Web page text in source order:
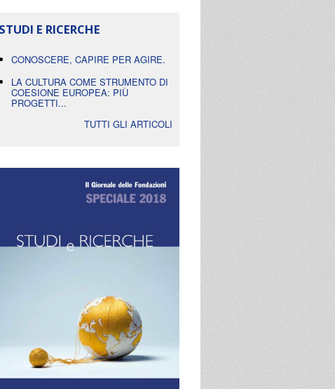
STUDI E RICERCHE
CONOSCERE, CAPIRE PER AGIRE.
LA CULTURA COME STRUMENTO DI
COESIONE EUROPEA: PIÙ
PROGETTI...
TUTTI GLI ARTICOLI